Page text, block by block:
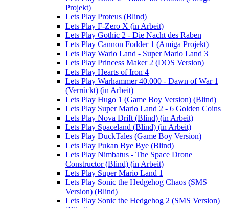
Projekt)
Lets Play Proteus (Blind)
Lets Play F-Zero X (in Arbeit)
Lets Play Gothic 2 - Die Nacht des Raben
Lets Play Cannon Fodder 1 (Amiga Projekt)
Lets Play Wario Land - Super Mario Land 3
Lets Play Princess Maker 2 (DOS Version)
Lets Play Hearts of Iron 4
Lets Play Warhammer 40.000 - Dawn of War 1
(Verrückt) (in Arbeit)
Lets Play Hugo 1 (Game Boy Version) (Blind)
Lets Play Super Mario Land 2 - 6 Golden Coins
Lets Play Nova Drift (Blind) (in Arbeit)
Lets Play Spaceland (Blind) (in Arbeit)
Lets Play DuckTales (Game Boy Version)
Lets Play Pukan Bye Bye (Blind)
Lets Play Nimbatus - The Space Drone
Constructor (Blind) (in Arbeit)
Lets Play Super Mario Land 1
Lets Play Sonic the Hedgehog Chaos (SMS
Version) (Blind)
Lets Play Sonic the Hedgehog 2 (SMS Version)